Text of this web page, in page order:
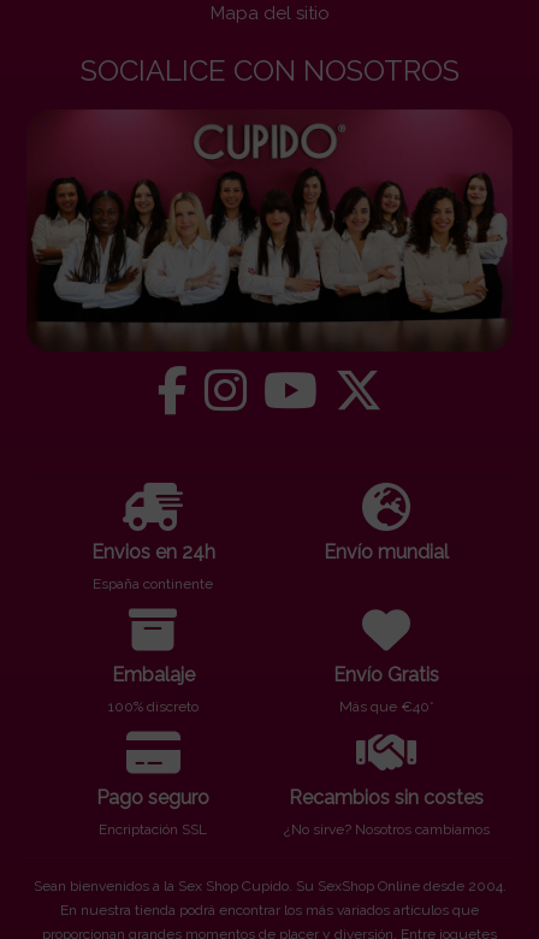
Mapa del sitio
SOCIALICE CON NOSOTROS
Envios en 24h
España continente
Envío mundial
Embalaje
100% discreto
Envío Gratis
Más que €40*
Pago seguro
Encriptación SSL
Recambios sin costes
¿No sirve? Nosotros cambiamos
Sean bienvenidos a la Sex Shop Cupido. Su SexShop Online desde 2004.
En nuestra tienda podrá encontrar los más variados artículos que
proporcionan grandes momentos de placer y diversión. Entre joguetes